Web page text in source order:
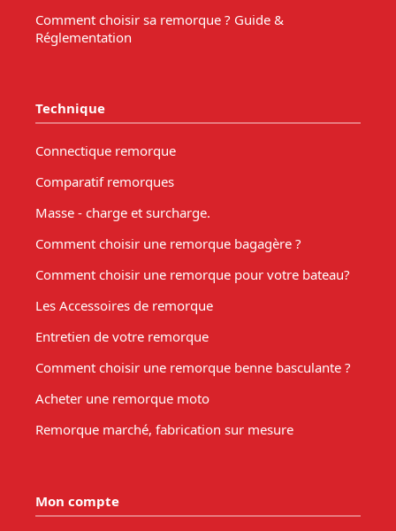
Comment choisir sa remorque ? Guide &
Réglementation
Technique
Connectique remorque
Comparatif remorques
Masse - charge et surcharge.
Comment choisir une remorque bagagère ?
Comment choisir une remorque pour votre bateau?
Les Accessoires de remorque
Entretien de votre remorque
Comment choisir une remorque benne basculante ?
Acheter une remorque moto
Remorque marché, fabrication sur mesure
Mon compte